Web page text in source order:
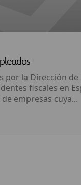
la Dirección de
fiscales en
empresas cuya...